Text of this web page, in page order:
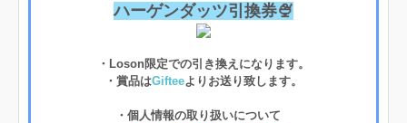
ハーゲンダッツ引換券🍨
・Loson限定での引き換えになります。
・賞品はGifteeよりお送り致します。
・個人情報の取り扱いについて